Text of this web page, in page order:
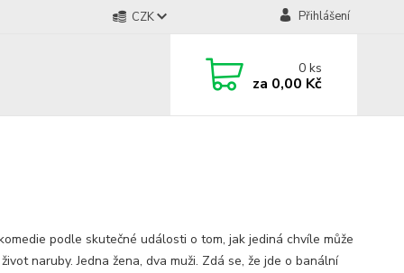
CZK Přihlášení
0ks
za 0,00 Kč
podle skutečné události o tom, jak jediná chvíle může
naruby. Jedna žena, dva muži. Zdá se, že jde o banální